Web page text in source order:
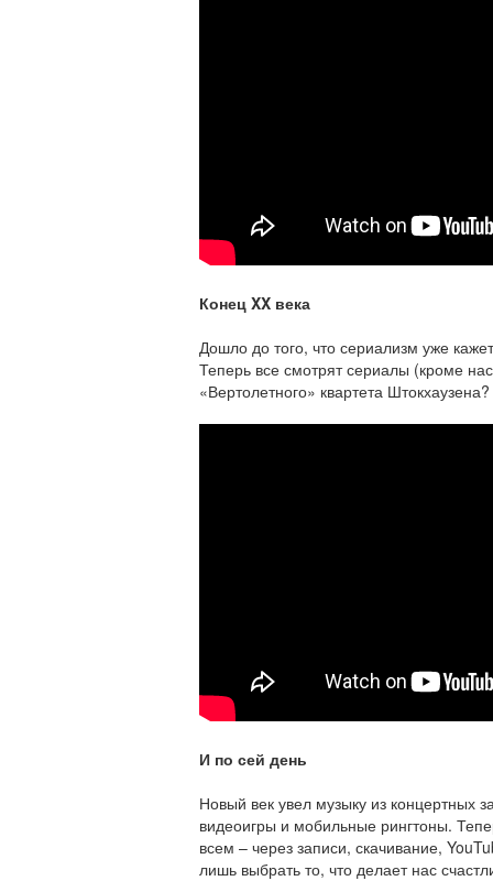
Конец XX века
Дошло до того, что сериализм уже
Теперь все смотрят сериалы (кроме
«Вертолетного» квартета Штокхаузена?
И по сей день
Новый век увел музыку из концертных
видеоигры и мобильные рингтоны.
всем – через записи, скачивание,
лишь выбрать то, что делает нас